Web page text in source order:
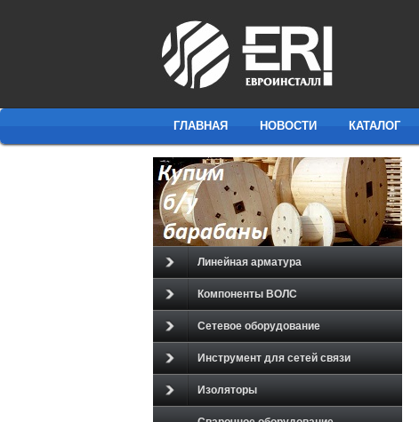
ГЛАВНАЯ НОВОСТИ КАТАЛОГ
Линейная арматура
Компоненты ВОЛС
Сетевое оборудование
Инструмент для сетей связи
Изоляторы